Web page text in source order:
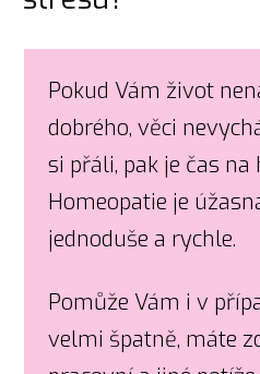
Pokud Vám život
dobrého, věci
si přáli, pak je čas na
Homeopatie je
jednoduše a rychle.
Pomůže Vám i v
velmi špatně, máte